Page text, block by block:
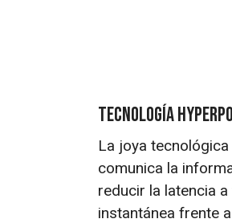
Tecnología
La joya
comunica la
reducir la latencia
instantánea frente